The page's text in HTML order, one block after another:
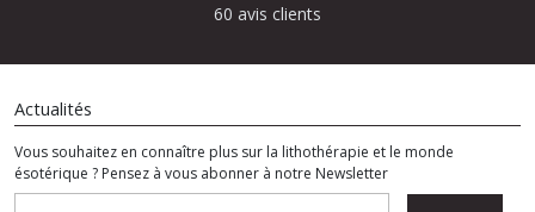
60 avis clients
Actualités
Vous souhaitez en connaître plus sur la lithothérapie et le monde
ésotérique ? Pensez à vous abonner à notre Newsletter